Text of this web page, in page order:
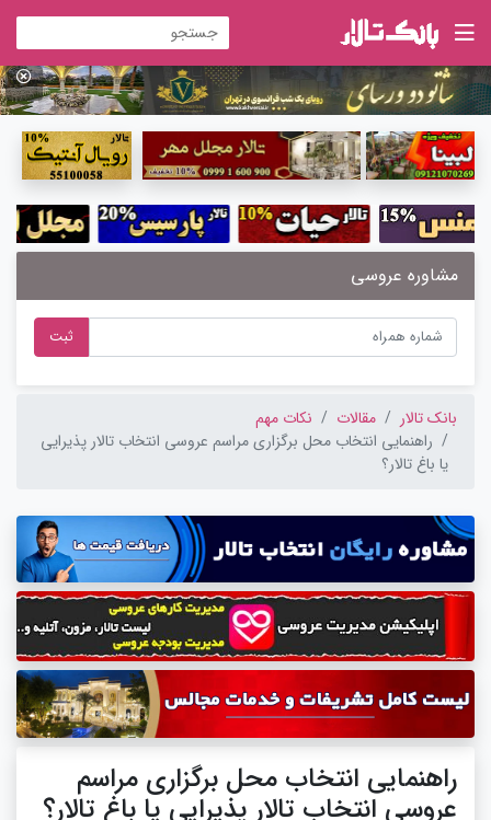
مشاوره عروسی
ثبت
بانک تالار مقالات
نکات مهم
راهنمایی انتخاب محل برگزاری مراسم عروسی انتخاب تالار پذیرایی
یا باغ تالار؟
راهنمایی انتخاب محل برگزاری مراسم
عروسی انتخاب تالار پذیرایی یا باغ تالار؟